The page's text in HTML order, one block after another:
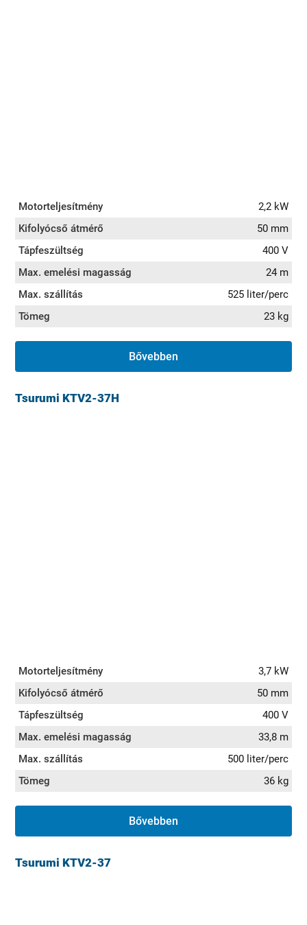
Motorteljesítmény
2,2 kW
Kifolyócső átmérő
50 mm
Tápfeszültség
400 V
Max. emelési magasság
24 m
Max. szállítás
525 liter/perc
Tömeg
23 kg
Bővebben
Tsurumi KTV2-37H
Motorteljesítmény
3,7 kW
Kifolyócső átmérő
50 mm
Tápfeszültség
400 V
Max. emelési magasság
33,8 m
Max. szállítás
500 liter/perc
Tömeg
36 kg
Bővebben
Tsurumi KTV2-37